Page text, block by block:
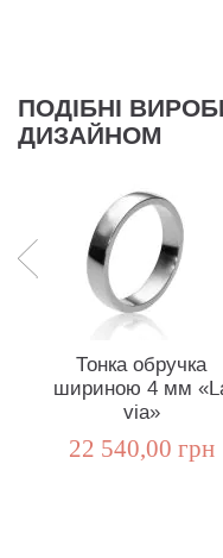
ПОДІБНІ
ДИЗАЙНОМ
Тонка обручка
шириною 4 мм
via»
22 540,00 грн